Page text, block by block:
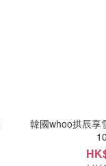
韓國whoo拱辰享